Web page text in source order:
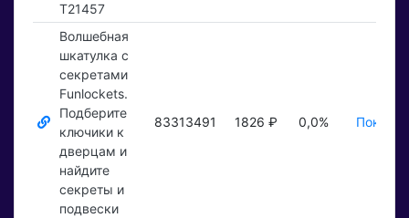
Т21457
Волшебная
шкатулка с
секретами
Funlockets.
Подберите
ключики к
дверцам и
найдите
секреты и
подвески
83313491 1826 ₽ 0,0%